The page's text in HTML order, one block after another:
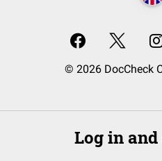
© 2026 DocCheck
Log in and